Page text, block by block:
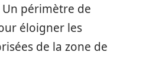
Un périmètre de
éloigner les
de la zone de